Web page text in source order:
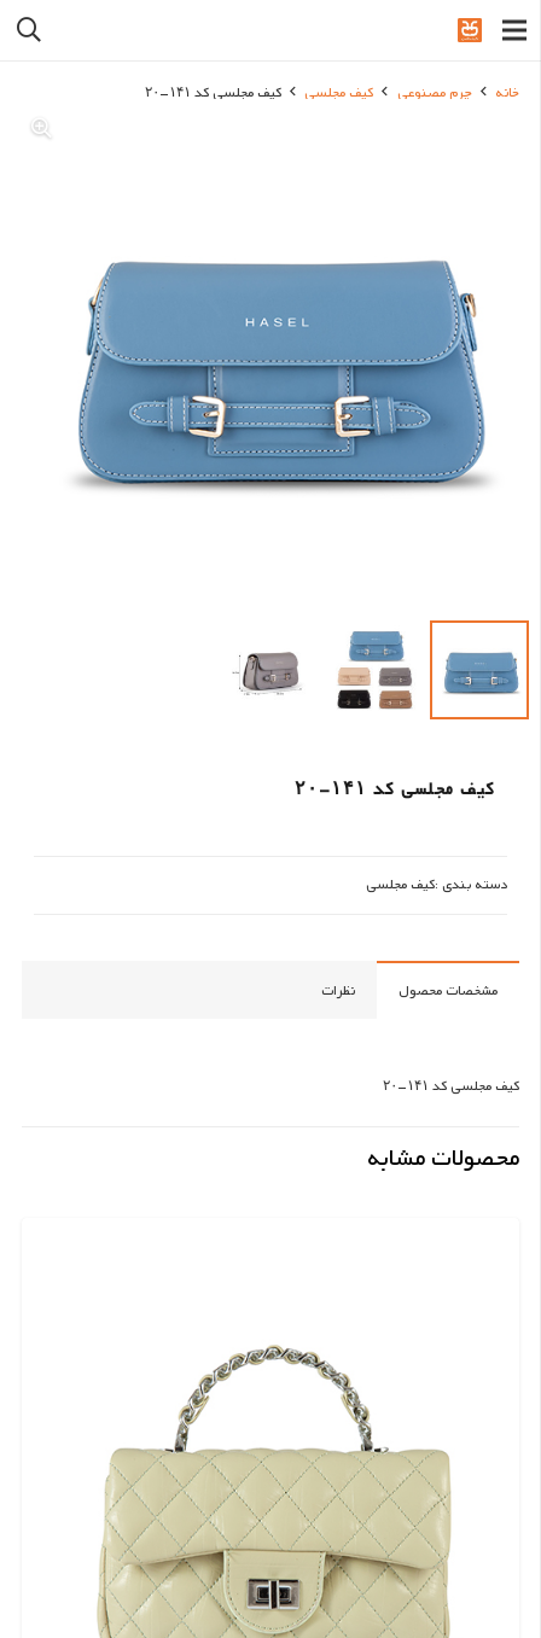
خانه چرم مصنوعی کیف مجلسی کیف مجلسی کد ۱۴۱-۲۰
کیف مجلسی کد ۱۴۱-۲۰
دسته بندی :کیف مجلسی
مشخصات محصول نظرات
کیف مجلسی کد ۱۴۱-۲۰
محصولات مشابه